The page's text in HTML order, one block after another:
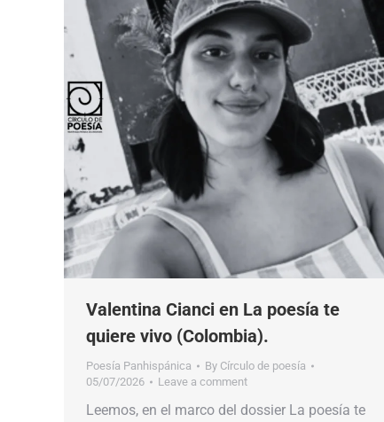
Valentina Cianci en La poesía te
quiere vivo (Colombia).
Poesía Panhispánica By Círculo de poesía
05/07/2026
Leave a comment
Leemos, en el marco del dossier La poesía te